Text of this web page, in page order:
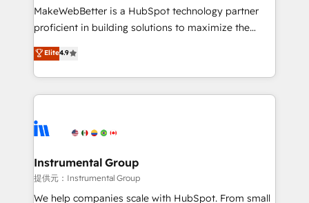
customer lifecycle through seamless integrations,
ensure long-term adoption with change-
and service to drive sustainable growth With 6 key
HubSpot accreditations and experience across
teams has worked with clients just like you Let’s
explore whether S2 is the partner you’ve been
MakeWebBetter is a HubSpot technology partner
proficient in building solutions to maximize the
operational efficiency of HubSpot. The fastest-
growing tech-enabler & facilitator, MakeWebBetter,
hands you the blend of HubSpot expertise &
eminent solutions & integrations. Trust us to
Elite Partners with 10+ years of HubSpot experience
Premier Partner 2023 🌟5 HubSpot Accreditations 🌟
Won HubSpot Theme Challenge 2021 🌟INBOUND’19
HubSpot Rising Star Why us? Harnessing the full
Elite4.9
Instrumental Group
提供元：Instrumental Group
We help companies scale with HubSpot. From small